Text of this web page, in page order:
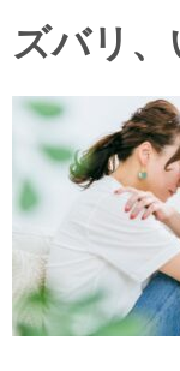
ズバリ